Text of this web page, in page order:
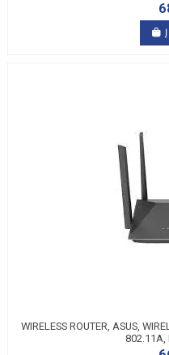
WIRELESS ROUTER, ASUS,
802.11A,